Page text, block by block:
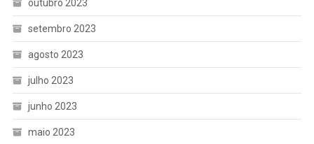
outubro 2023
setembro 2023
agosto 2023
julho 2023
junho 2023
maio 2023